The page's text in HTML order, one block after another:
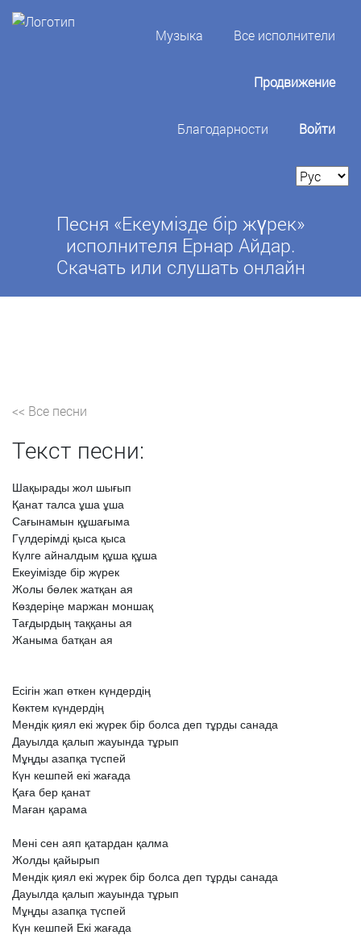
Музыка Все исполнители
Продвижение
Благодарности Войти
Песня «Екеумізде бір жүрек»
исполнителя Ернар Айдар.
Скачать или слушать онлайн
<< Все песни
Текст песни:
Шақырады жол шығып
Қанат талса ұша ұша
Сағынамын құшағыма
Гүлдерімді қыса қыса
Күлге айналдым құша құша
Екеуімізде бір жүрек
Жолы бөлек жатқан ая
Көздеріңе маржан моншақ
Тағдырдың таққаны ая
Жаныма батқан ая
Есігін жап өткен күндердің
Көктем күндердің
Мендік қиял екі жүрек бір болса деп тұрды санада
Дауылда қалып жауында тұрып
Мұңды азапқа түспей
Күн кешпей екі жағада
Қаға бер қанат
Маған қарама
Мені сен аяп қатардан қалма
Жолды қайырып
Мендік қиял екі жүрек бір болса деп тұрды санада
Дауылда қалып жауында тұрып
Мұңды азапқа түспей
Күн кешпей Екі жағада